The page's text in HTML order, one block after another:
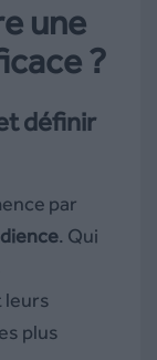
une
?
définir
par
. Qui
leurs
plus